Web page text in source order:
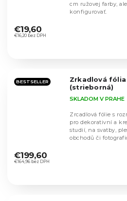
hodnotenie
produktu
hviezdičiek.
€16,20 bez DPH
€19,60
cm ružovej farby,
konfigurovať.
BESTSELLER
Zrkadlová fólia
(strieborná)
hodnotenie
produktu
SKLADOM V PRAHE
€164,96 bez DPH
€199,60
Zrcadlová fólie s
pro dekorativní a
studií, na svatby,
obchodů či